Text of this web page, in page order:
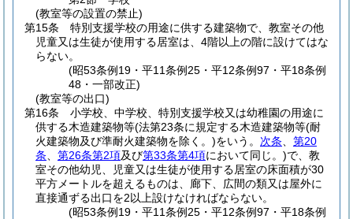
(教室等の設置の禁止)
第15条
特別支援学校の用途に供する建築物で、教室その他
児童又は生徒が使用する居室は、4階以上の階に設けてはな
らない。
(昭53条例19・平11条例25・平12条例97・平18条例
48・一部改正)
(教室等の出口)
第16条
小学校、中学校、特別支援学校又は幼稚園の用途に
供する木造建築物等(法第23条に規定する木造建築物等(耐
火建築物及び準耐火建築物を除く。)をいう。 次条
第20
条
第26条第2項及び第33条第4項において同じ。)で、教
室その他幼児、児童又は生徒が使用する居室の床面積が30
平方メートルを超えるものは、廊下、広間の類又は屋外に
直接通ずる出口を2以上設けなければならない。
(昭53条例19・平11条例25・平12条例97・平18条例